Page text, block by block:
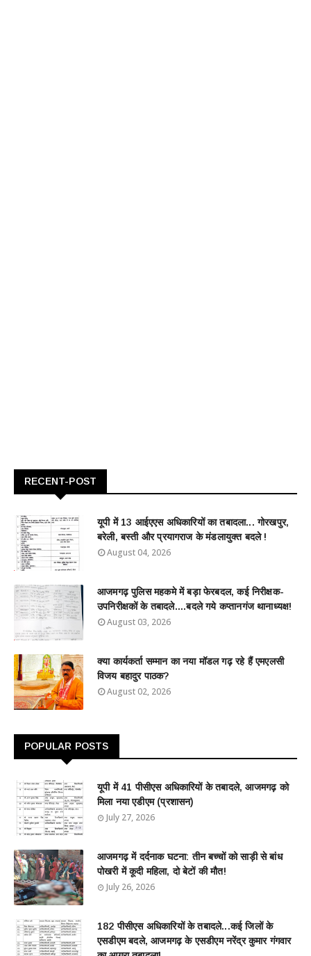
RECENT-POST
यूपी में 13 आईएएस अधिकारियों का तबादला... गोरखपुर,
बरेली, बस्ती और प्रयागराज के मंडलायुक्त बदले !
August 04, 2026
आजमगढ़ पुलिस महकमे में बड़ा फेरबदल, कई निरीक्षक-
उपनिरीक्षकों के तबादले....बदले गये कप्तानगंज थानाध्यक्ष!
August 03, 2026
क्या कार्यकर्ता सम्मान का नया मॉडल गढ़ रहे हैं एमएलसी
विजय बहादुर पाठक?
August 02, 2026
POPULAR POSTS
यूपी में 41 पीसीएस अधिकारियों के तबादले, आजमगढ़ को
मिला नया एडीएम (प्रशासन)
July 27, 2026
आजमगढ़ में दर्दनाक घटना: तीन बच्चों को साड़ी से बांध
पोखरी में कूदी महिला, दो बेटों की मौत!
July 26, 2026
182 पीसीएस अधिकारियों के तबादले...कई जिलों के
एसडीएम बदले, आजमगढ़ के एसडीएम नरेंद्र कुमार गंगवार